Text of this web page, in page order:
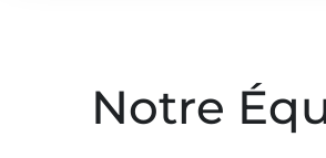
Notre